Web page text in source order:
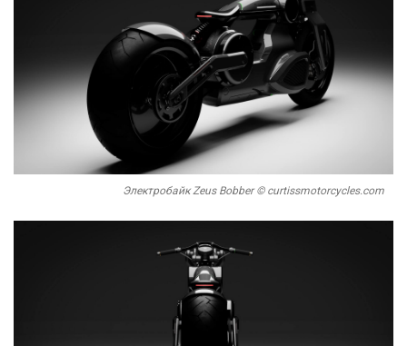
Электробайк Zeus Bobber © curtissmotorcycles.com